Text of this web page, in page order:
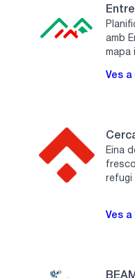
amb
mapa
Ves a
Eina
refugi
Ves a